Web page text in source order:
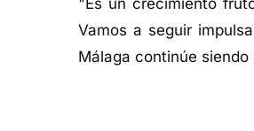
"Es un crecimiento
Vamos a seguir
Málaga continúe siendo